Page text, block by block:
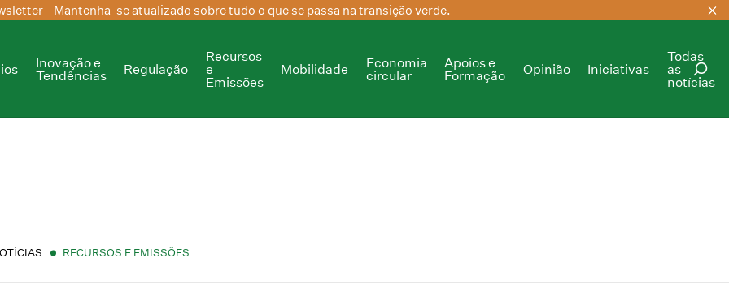
- Mantenha-se atualizado sobre tudo o que se passa na transição verde.
Inovação e
Tendências
Regulação
Recursos
e
Emissões
Mobilidade
Economia
circular
Apoios e
Formação
Opinião Iniciativas
Todas
as
notícias
RECURSOS E EMISSÕES